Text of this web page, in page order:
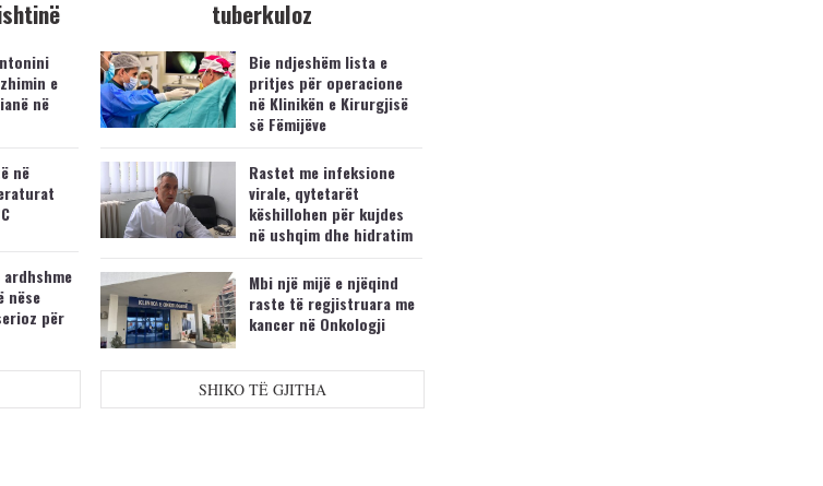
e
në
në
nëse
për
tuberkuloz
Bie ndjeshëm lista e
pritjes për operacione
në Klinikën e Kirurgjisë
së Fëmijëve
Rastet me infeksione
virale, qytetarët
këshillohen për kujdes
në ushqim dhe hidratim
Mbi një mijë e njëqind
raste të regjistruara me
kancer në Onkologji
SHIKO TË GJITHA